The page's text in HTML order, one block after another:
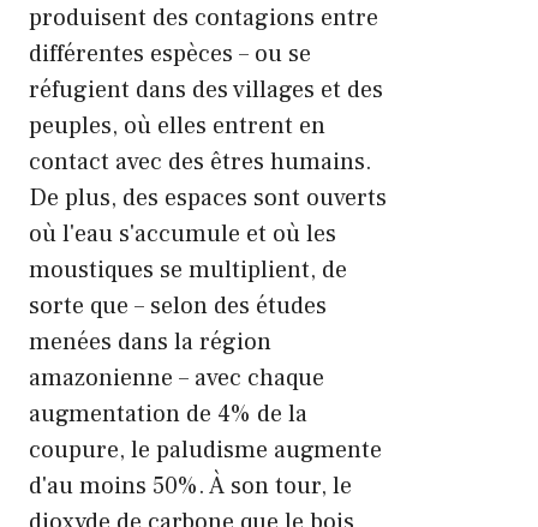
produisent des contagions entre
différentes espèces – ou se
réfugient dans des villages et des
peuples, où elles entrent en
contact avec des êtres humains.
De plus, des espaces sont ouverts
où l'eau s'accumule et où les
moustiques se multiplient, de
sorte que – selon des études
menées dans la région
amazonienne – avec chaque
augmentation de 4% de la
coupure, le paludisme augmente
d'au moins 50%. À son tour, le